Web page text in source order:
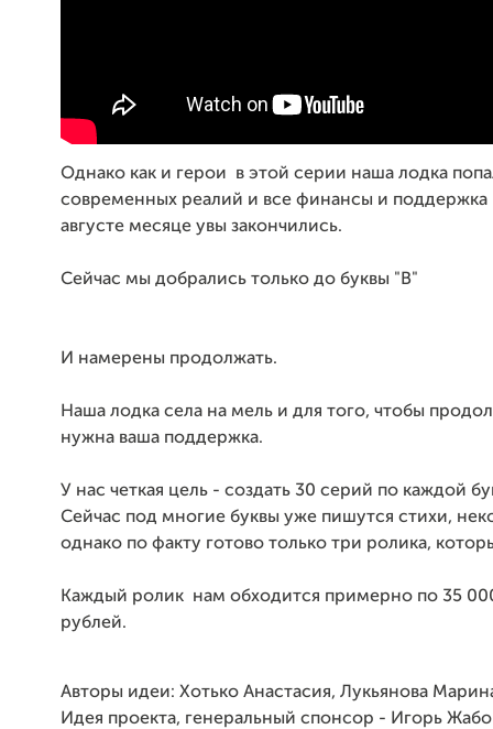
Однако как и герои в этой серии наша лодка
современных реалий и все финансы и поддержка
августе месяце увы закончились.
Сейчас мы добрались только до буквы "В"
И намерены продолжать.
Наша лодка села на мель и для того, чтобы
нужна ваша поддержка.
У нас четкая цель - создать 30 серий по каждой
Сейчас под многие буквы уже пишутся стихи,
однако по факту готово только три ролика,
Каждый ролик нам обходится примерно по 35
рублей.
Авторы идеи: Хотько Анастасия, Лукьянова
Идея проекта, генеральный спонсор - Игорь